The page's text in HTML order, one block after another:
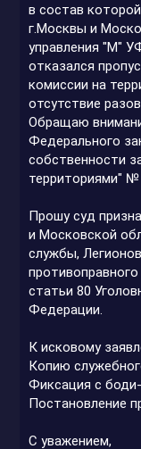
в состав
г.Москвы и
управления "М"
отказался
комиссии на
отсутствие
Обращаю
Федерального
собственности
территориями"
Прошу суд
и Московской
службы,
статьи 80
Федерации.
К исковому
Копию
Фиксация с
Постановление
С уважением,